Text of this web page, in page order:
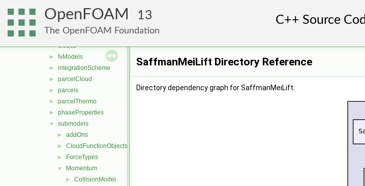
OpenFOAM 13
The OpenFOAM Foundation
► functionObjects
molecularDynamics
parcel
► clouds
► fvModels
► integrationScheme
► parcelCloud
► parcels
► parcelThermo
► phaseProperties
▼ submodels
► addOns
► CloudFunctionObjects
► ForceTypes
▼ Momentum
► CollisionModel
SaffmanMeiLift Directory Reference
Directory dependency graph for SaffmanMeiLift: